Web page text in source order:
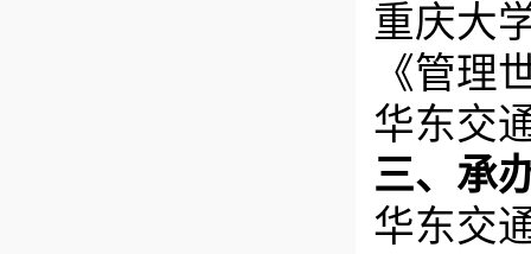
重庆大
《管理
华东交
三、承
华东交